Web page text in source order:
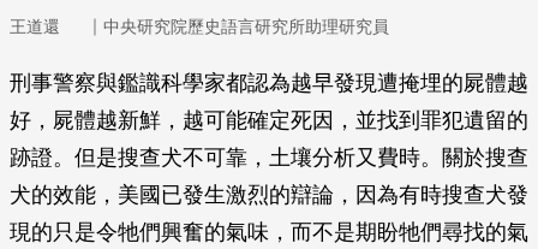
王道還 ｜ 中央研究院歷史語言研究所助理研究員
刑事警察與鑑識科學家都認為越早發現遭掩埋的屍體越
好，屍體越新鮮，越可能確定死因，並找到罪犯遺留的
跡證。但是搜查犬不可靠，土壤分析又費時。關於搜查
犬的效能，美國已發生激烈的辯論，因為有時搜查犬發
現的只是令牠們興奮的氣味，而不是期盼牠們尋找的氣